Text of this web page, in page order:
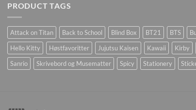
PRODUCT TAGS
Attack on Titan Back to School Blind Box BT21 BTS
Hello Kitty
Høstfavoritter Jujutsu Kaisen Kawaii Kirby
Sanrio
Skrivebord og Musematter Spicy Stationery